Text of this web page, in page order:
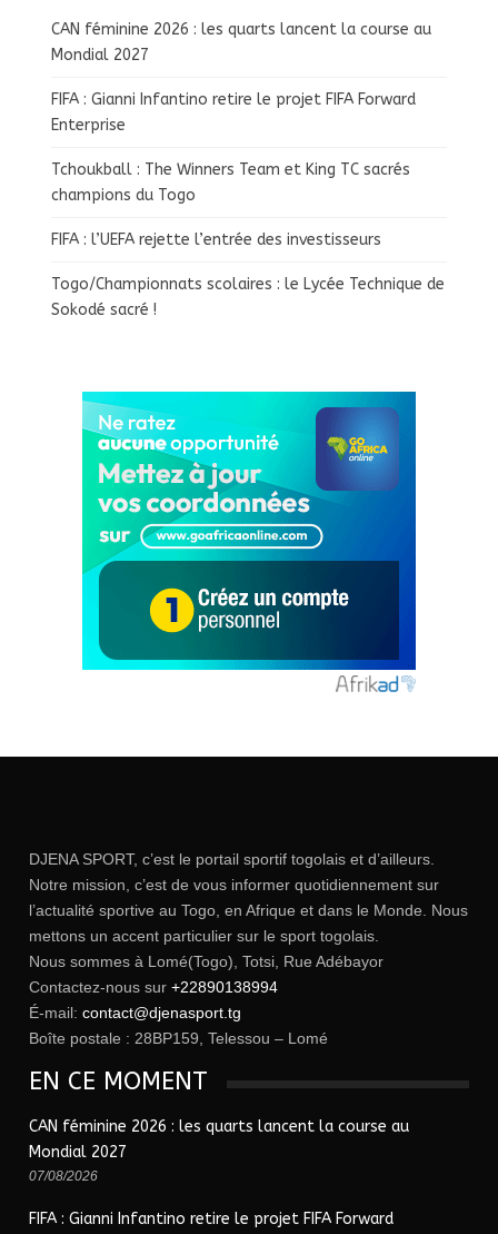
CAN féminine 2026 : les quarts lancent la course au
Mondial 2027
FIFA : Gianni Infantino retire le projet FIFA Forward
Enterprise
Tchoukball : The Winners Team et King TC sacrés
champions du Togo
FIFA : l’UEFA rejette l’entrée des investisseurs
Togo/Championnats scolaires : le Lycée Technique de
Sokodé sacré !
DJENA SPORT, c’est le portail sportif togolais et d’ailleurs.
Notre mission, c’est de vous informer quotidiennement sur
l’actualité sportive au Togo, en Afrique et dans le Monde. Nous
mettons un accent particulier sur le sport togolais.
Nous sommes à Lomé(Togo), Totsi, Rue Adébayor
Contactez-nous sur +22890138994
É-mail: contact@djenasport.tg
Boîte postale : 28BP159, Telessou – Lomé
EN CE MOMENT
CAN féminine 2026 : les quarts lancent la course au
Mondial 2027
07/08/2026
FIFA : Gianni Infantino retire le projet FIFA Forward